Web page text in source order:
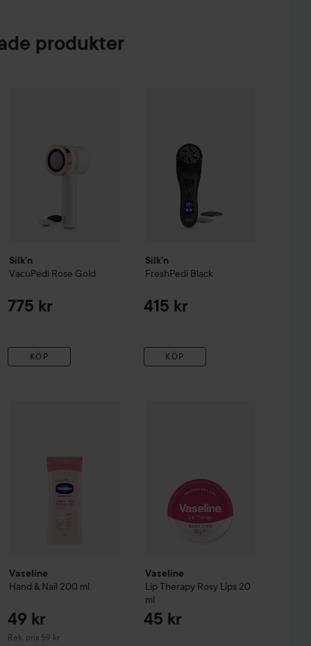
produkter
Silk'n
VacuPedi Rose Gold
775 kr
KÖP
Silk'n
FreshPedi Black
415 kr
KÖP
Vaseline
Hand & Nail 200 ml
49 kr
Rek. pris 59 kr
Rekommenderat pris 59 kr
Vaseline
Lip Therapy Rosy Lips 20
ml
45 kr